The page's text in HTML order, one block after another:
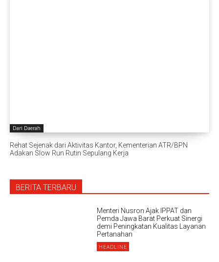
Dari Daerah
Rehat Sejenak dari Aktivitas Kantor, Kementerian ATR/BPN
Adakan Slow Run Rutin Sepulang Kerja ‎
BERITA TERBARU
Menteri Nusron Ajak IPPAT dan
Pemda Jawa Barat Perkuat Sinergi
demi Peningkatan Kualitas Layanan
Pertanahan
HEADLINE